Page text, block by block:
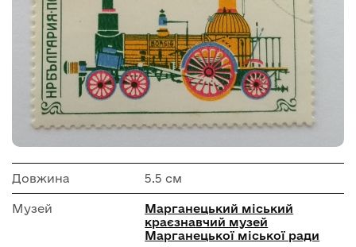
Довжина 5.5 см
Музей
Марганецький міський
краєзнавчий музей
Марганецької міської ради